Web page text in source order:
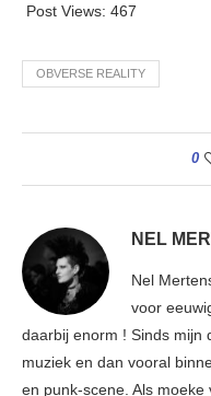
Post Views: 467
OBVERSE REALITY
0
NEL
Nel
voor
daarbij enorm ! Sinds mijn
muziek en dan vooral
en punk-scene. Als